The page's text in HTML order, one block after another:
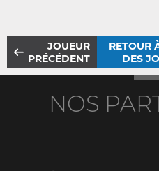
JOUEUR
PRÉCÉDENT
RETOUR
DES
NOS